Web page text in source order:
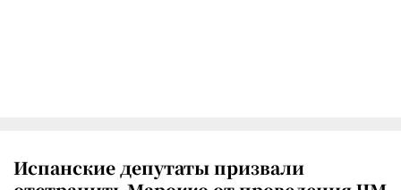
Испанские депутаты призвали